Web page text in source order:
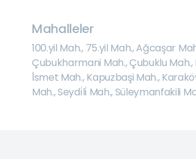
Mahalleler
100.yil Mah., 75.yil Mah.,Ağcaşar
Çubukharmani Mah.,Çubuklu Mah.,
İ̇smet Mah.,Kapuzbaşi Mah.,
Mah.,Seydi̇li̇ Mah.,Süleymanfakili